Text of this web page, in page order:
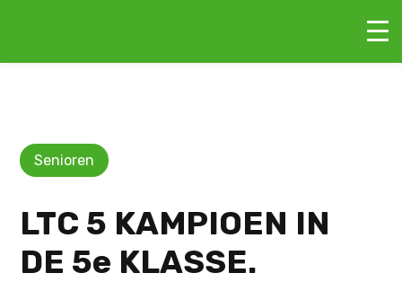
Senioren
LTC 5 KAMPIOEN IN
DE 5e KLASSE.